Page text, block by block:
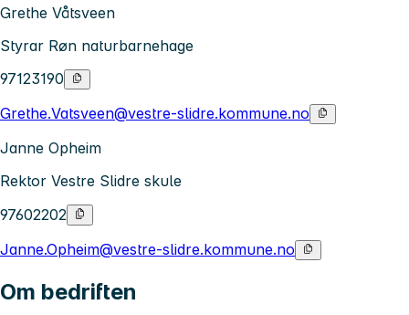
Grethe Våtsveen
Styrar Røn naturbarnehage
97123190
Grethe.Vatsveen@vestre-slidre.kommune.no
Janne Opheim
Rektor Vestre Slidre skule
97602202
Janne.Opheim@vestre-slidre.kommune.no
Om bedriften